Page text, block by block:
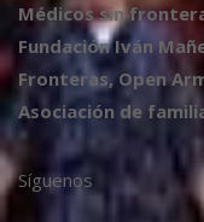
Médicos sin
Fundación Iván
Fronteras, Open
Asociación de
Síguenos